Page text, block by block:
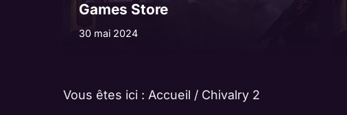
Games Store
30 mai 2024
Vous êtes ici : Accueil / Chivalry 2